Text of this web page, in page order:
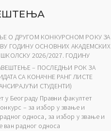
О ДРУГОМ КОНКУРСНОМ РОКУ ЗА
ГОДИНУ ОСНОВНИХ АКАДЕМСКИХ
ШКОЛСКУ 2026/2027. ГОДИНУ
– ПОСЛЕДЊИ РОК ЗА
СА КОНАЧНЕ РАНГ ЛИСТЕ
СТУДЕНТИ)
у Београду Правни факултет
– за избор у звање и
односа, за избор у звање и
ван радног односа